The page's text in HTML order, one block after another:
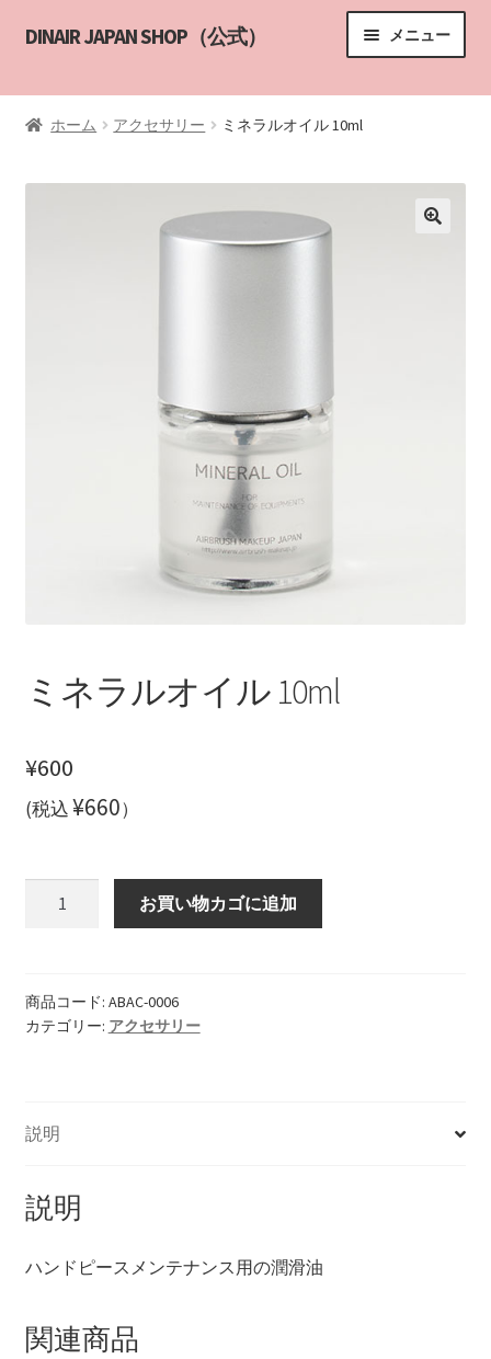
ビ
シ
ン
ン
ツ
ス
DINAIR JAPAN SHOP（公式） メニュー
HOME
プライバシーポリシー
ホーム アクセサリー ミネラルオイル 10ml
ミネラルオイル 10ml
¥600
(税込¥660）
オ
イ
お買い物カゴに追加
商品コード: ABAC-0006
カテゴリー: アクセサリー
説明
説明
ハンドピースメンテナンス用の潤滑油
関連商品